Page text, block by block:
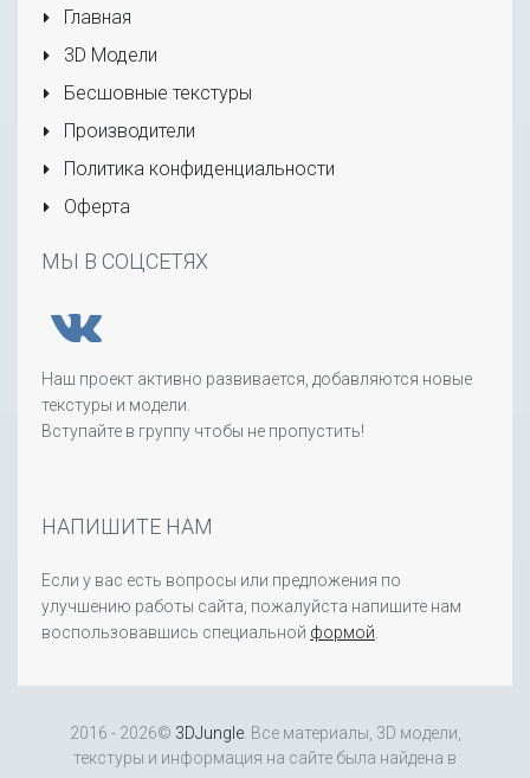
Главная
3D Модели
Бесшовные текстуры
Производители
Политика конфиденциальности
Оферта
МЫ В СОЦСЕТЯХ
Наш проект активно развивается, добавляются новые
текстуры и модели.
Вступайте в группу чтобы не пропустить!
НАПИШИТЕ НАМ
Если у вас есть вопросы или предложения по
улучшению работы сайта, пожалуйста напишите нам
воспользовавшись специальной формой
2016 - 2026© 3DJungle. Все материалы, 3D модели,
текстуры и информация на сайте была найдена в